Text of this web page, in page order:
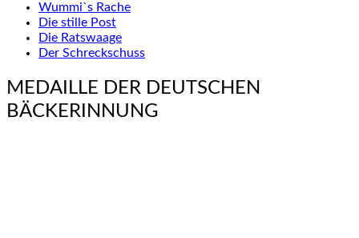
Wummi`s Rache
Die stille Post
Die Ratswaage
Der Schreckschuss
MEDAILLE DER DEUTSCHEN
BÄCKERINNUNG